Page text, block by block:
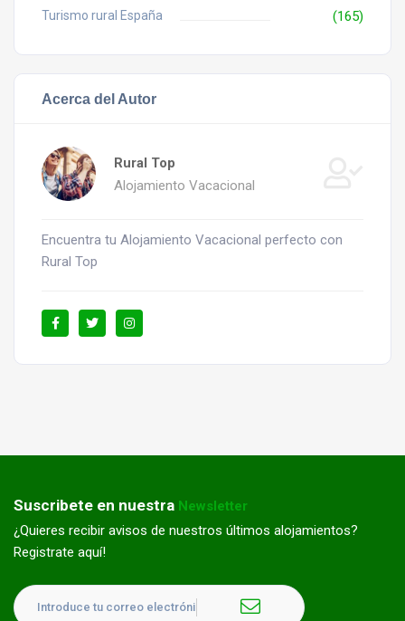
Turismo rural España (165)
Acerca del Autor
Rural Top
Alojamiento Vacacional
Encuentra tu Alojamiento Vacacional perfecto con
Rural Top
Suscribete en nuestra Newsletter
¿Quieres recibir avisos de nuestros últimos alojamientos?
Registrate aquí!